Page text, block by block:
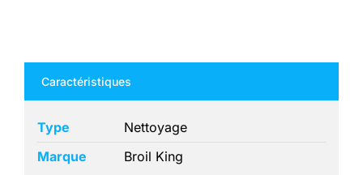
Caractéristiques
Type
Nettoyage
Marque
Broil King